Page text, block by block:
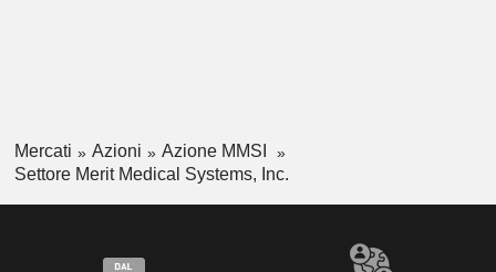
Mercati Azioni
Azione MMSI
Settore Merit Medical Systems, Inc.